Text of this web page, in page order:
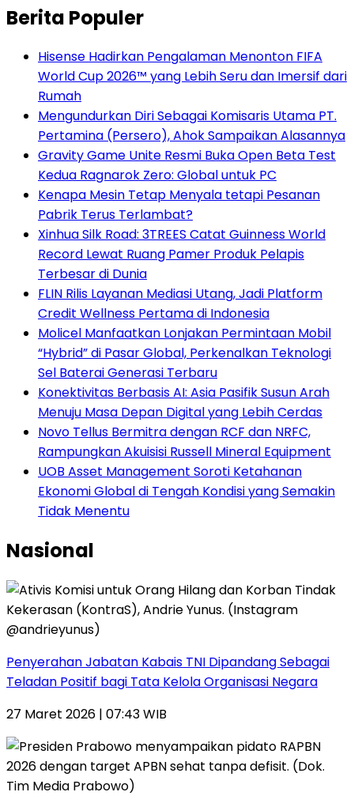
Berita Populer
Hisense Hadirkan Pengalaman Menonton FIFA
World Cup 2026™ yang Lebih Seru dan Imersif dari
Rumah
Mengundurkan Diri Sebagai Komisaris Utama PT.
Pertamina (Persero), Ahok Sampaikan Alasannya
Gravity Game Unite Resmi Buka Open Beta Test
Kedua Ragnarok Zero: Global untuk PC
Kenapa Mesin Tetap Menyala tetapi Pesanan
Pabrik Terus Terlambat?
Xinhua Silk Road: 3TREES Catat Guinness World
Record Lewat Ruang Pamer Produk Pelapis
Terbesar di Dunia
FLIN Rilis Layanan Mediasi Utang, Jadi Platform
Credit Wellness Pertama di Indonesia
Molicel Manfaatkan Lonjakan Permintaan Mobil
“Hybrid” di Pasar Global, Perkenalkan Teknologi
Sel Baterai Generasi Terbaru
Konektivitas Berbasis AI: Asia Pasifik Susun Arah
Menuju Masa Depan Digital yang Lebih Cerdas
Novo Tellus Bermitra dengan RCF dan NRFC,
Rampungkan Akuisisi Russell Mineral Equipment
UOB Asset Management Soroti Ketahanan
Ekonomi Global di Tengah Kondisi yang Semakin
Tidak Menentu
Nasional
Penyerahan Jabatan Kabais TNI Dipandang Sebagai
Teladan Positif bagi Tata Kelola Organisasi Negara
27 Maret 2026 | 07:43 WIB